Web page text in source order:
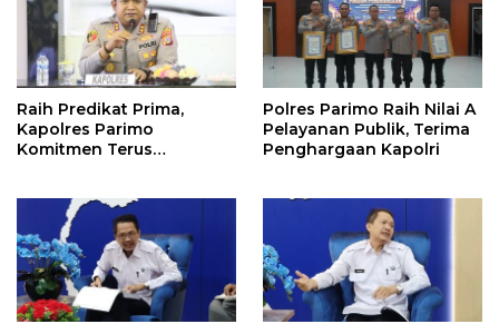
Raih Predikat Prima,
Kapolres Parimo
Komitmen Terus
Polres Parimo Raih Nilai A
Pelayanan Publik, Terima
Penghargaan Kapolri